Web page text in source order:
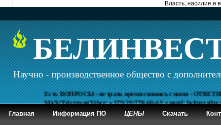
Власть, насилие и
Научно - производственное общество с
Есть ВОПРОСЫ - не трать время свяжись с нами - ОТВЕТИМ
MAX/Telegram/Viber: +375(29)778-60-63; e-mail:
Главная Информация ПО ЦЕНЫ Скачать